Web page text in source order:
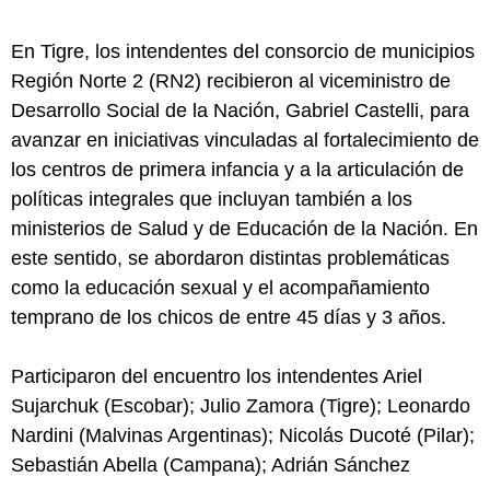
En Tigre, los intendentes del consorcio de municipios
Región Norte 2 (RN2) recibieron al viceministro de
Desarrollo Social de la Nación, Gabriel Castelli, para
avanzar en iniciativas vinculadas al fortalecimiento de
los centros de primera infancia y a la articulación de
políticas integrales que incluyan también a los
ministerios de Salud y de Educación de la Nación. En
este sentido, se abordaron distintas problemáticas
como la educación sexual y el acompañamiento
temprano de los chicos de entre 45 días y 3 años.
Participaron del encuentro los intendentes Ariel
Sujarchuk (Escobar); Julio Zamora (Tigre); Leonardo
Nardini (Malvinas Argentinas); Nicolás Ducoté (Pilar);
Sebastián Abella (Campana); Adrián Sánchez